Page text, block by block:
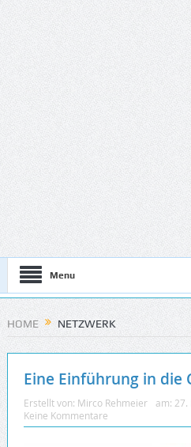
Menu
HOME NETZWERK
Eine Einführung in die
Erstellt von: Mirco Rehmeier am: 27.
Keine Kommentare